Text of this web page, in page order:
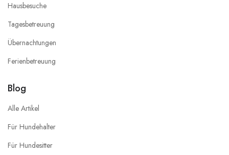
Hausbesuche
Tagesbetreuung
Übernachtungen
Ferienbetreuung
Blog
Alle Artikel
Für Hundehalter
Für Hundesitter